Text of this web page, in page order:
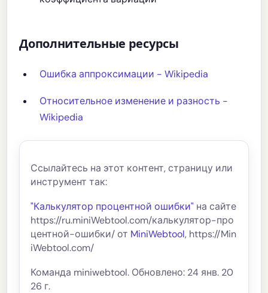
Дополнительные ресурсы
Ошибка аппроксимации - Wikipedia
Относительное изменение и разность -
Wikipedia
Ссылайтесь на этот контент, страницу или
инструмент так:
"Калькулятор процентной ошибки" на сайте
https://ru.miniWebtool.com/калькулятор-про
центной-ошибки/ от MiniWebtool, https://Min
iWebtool.com/
Команда miniwebtool. Обновлено: 24 янв. 20
26 г.